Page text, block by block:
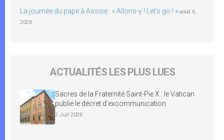
La journée du pape à Assise : « Allons-y ! Let’s go ! » août 6,
2026
ACTUALITÉS LES PLUS LUES
Sacres de la Fraternité Saint-Pie X : le Vatican
publie le décret d’excommunication
2 Juil 2026